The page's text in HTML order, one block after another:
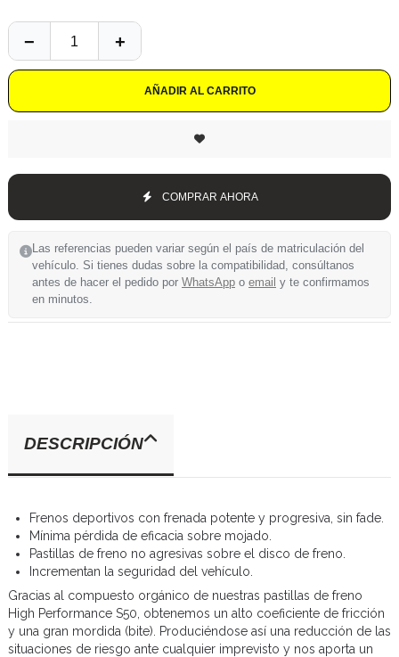
AÑADIR AL CARRITO
COMPRAR AHORA
Las referencias pueden variar según el país de matriculación del
vehículo. Si tienes dudas sobre la compatibilidad, consúltanos
antes de hacer el pedido por WhatsApp o email y te confirmamos
en minutos.
DESCRIPCIÓN
Frenos deportivos con frenada potente y progresiva, sin fade.
Mínima pérdida de eficacia sobre mojado.
Pastillas de freno no agresivas sobre el disco de freno.
Incrementan la seguridad del vehículo.
Gracias al compuesto orgánico de nuestras pastillas de freno
High Performance S50, obtenemos un alto coeficiente de fricción
y una gran mordida (bite). Produciéndose así una reducción de las
situaciones de riesgo ante cualquier imprevisto y nos aporta un